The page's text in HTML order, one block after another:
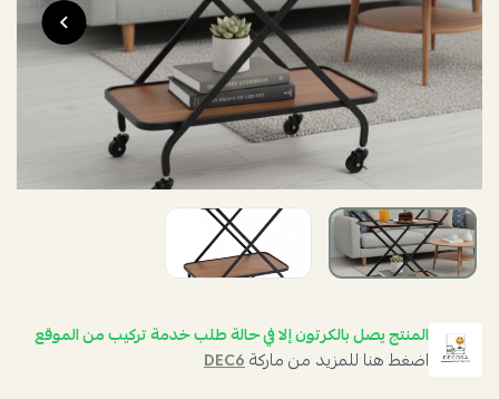
المنتج يصل بالكرتون إلا في حالة طلب خدمة تركيب من الموقع
اضغط هنا للمزيد من ماركةDEC6